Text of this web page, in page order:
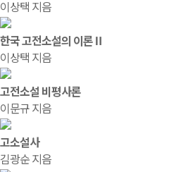
이상택 지음
한국 고전소설의 이론Ⅱ
이상택 지음
고전소설 비평사론
이문규 지음
고소설사
김광순 지음